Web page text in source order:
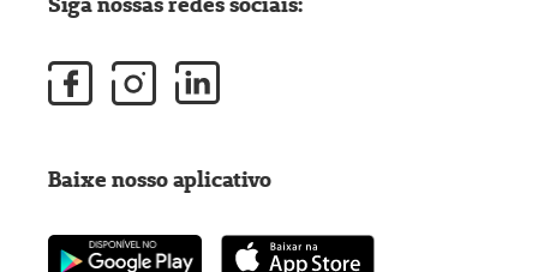
Baixe nosso aplicativo